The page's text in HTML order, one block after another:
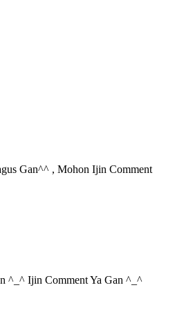
Gan^^ , Mohon Ijin Comment
^_^ Ijin Comment Ya Gan ^_^